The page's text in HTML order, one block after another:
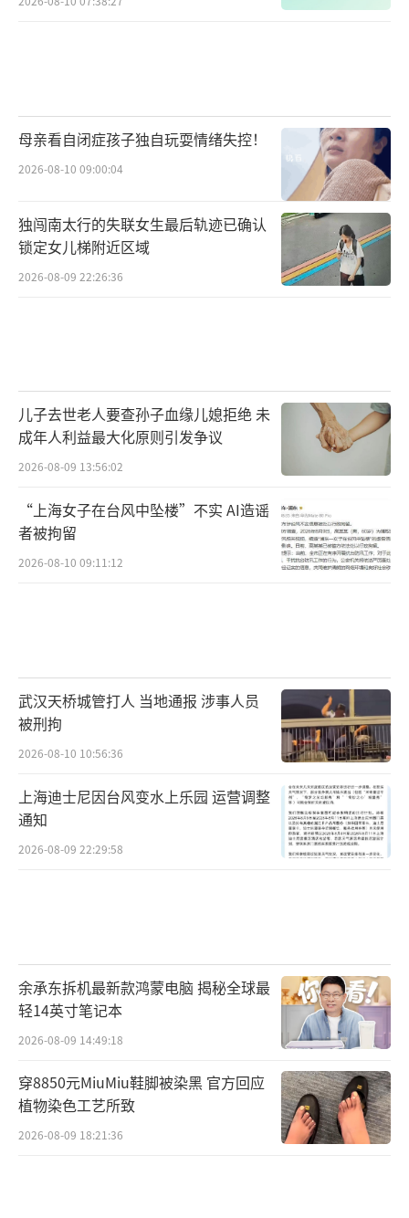
母亲看自闭症孩子独自玩耍情绪失控！
2026-08-10 09:00:04
独闯南太行的失联女生最后轨迹已确认
锁定女儿梯附近区域
2026-08-09 22:26:36
儿子去世老人要查孙子血缘儿媳拒绝 未
成年人利益最大化原则引发争议
2026-08-09 13:56:02
“上海女子在台风中坠楼”不实 AI造谣
者被拘留
2026-08-10 09:11:12
武汉天桥城管打人 当地通报 涉事人员
被刑拘
2026-08-10 10:56:36
上海迪士尼因台风变水上乐园 运营调整
通知
2026-08-09 22:29:58
余承东拆机最新款鸿蒙电脑 揭秘全球最
轻14英寸笔记本
2026-08-09 14:49:18
穿8850元MiuMiu鞋脚被染黑 官方回应
植物染色工艺所致
2026-08-09 18:21:36